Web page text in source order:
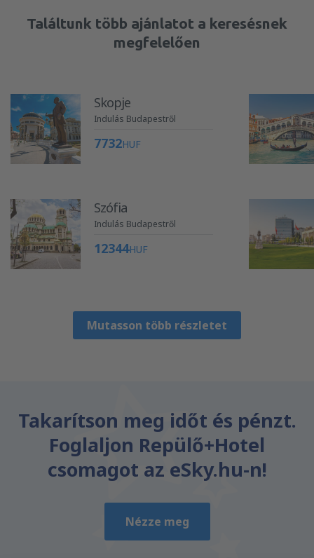
Találtunk több ajánlatot a keresésnek
megfelelően
Skopje
Indulás Budapestről
7732HUF
Szófia
Indulás Budapestről
12344HUF
Mutasson több részletet
Takarítson meg időt és pénzt.
Foglaljon Repülő+Hotel
csomagot az eSky.hu-n!
Nézze meg